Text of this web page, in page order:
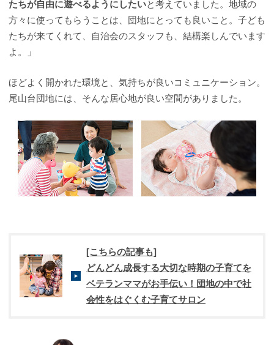
たちが自由に遊べるようにしたいと考えていました。地域の
方々に使ってもらうことは、団地にとっても良いこと。子ども
たちが来てくれて、自治会のスタッフも、結構楽しんでいます
よ。」
ほどよく開かれた環境と、気持ちが良いコミュニケーション。
尾山台団地には、そんな居心地が良い空間がありました。
[こちらの記事も]
どんどん成長する大切な時期の子育てを
ベテランママがお手伝い！団地の中で社
会性をはぐくむ子育てサロン